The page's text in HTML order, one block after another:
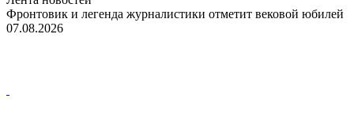
Фронтовик и легенда журналистики отметит вековой юбилей
07.08.2026